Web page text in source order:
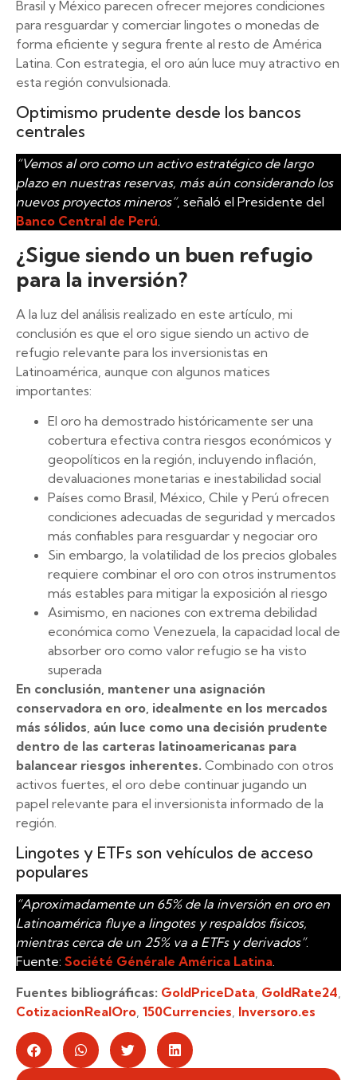
Brasil y México parecen ofrecer mejores condiciones
para resguardar y comerciar lingotes o monedas de
forma eficiente y segura frente al resto de América
Latina. Con estrategia, el oro aún luce muy atractivo en
esta región convulsionada.
Optimismo prudente desde los bancos
centrales
“Vemos al oro como un activo estratégico de largo
plazo en nuestras reservas, más aún considerando los
nuevos proyectos mineros”, señaló el Presidente del
Banco Central de Perú.
¿Sigue siendo un buen refugio
para la inversión?
A la luz del análisis realizado en este artículo, mi
conclusión es que el oro sigue siendo un activo de
refugio relevante para los inversionistas en
Latinoamérica, aunque con algunos matices
importantes:
El oro ha demostrado históricamente ser una
cobertura efectiva contra riesgos económicos y
geopolíticos en la región, incluyendo inflación,
devaluaciones monetarias e inestabilidad social
Países como Brasil, México, Chile y Perú ofrecen
condiciones adecuadas de seguridad y mercados
más confiables para resguardar y negociar oro
Sin embargo, la volatilidad de los precios globales
requiere combinar el oro con otros instrumentos
más estables para mitigar la exposición al riesgo
Asimismo, en naciones con extrema debilidad
económica como Venezuela, la capacidad local de
absorber oro como valor refugio se ha visto
superada
En conclusión, mantener una asignación
conservadora en oro, idealmente en los mercados
más sólidos, aún luce como una decisión prudente
dentro de las carteras latinoamericanas para
balancear riesgos inherentes. Combinado con otros
activos fuertes, el oro debe continuar jugando un
papel relevante para el inversionista informado de la
región.
Lingotes y ETFs son vehículos de acceso
populares
“Aproximadamente un 65% de la inversión en oro en
Latinoamérica fluye a lingotes y respaldos físicos,
mientras cerca de un 25% va a ETFs y derivados”.
Fuente: Société Générale América Latina.
Fuentes bibliográficas: GoldPriceData GoldRate24
CotizacionRealOro 150Currencies Inversoro.es